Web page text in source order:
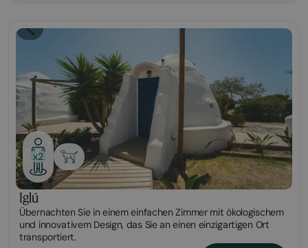
Glamping
x2
Iglú
Übernachten Sie in einem einfachen Zimmer mit ökologischem
und innovativem Design, das Sie an einen einzigartigen Ort
transportiert.